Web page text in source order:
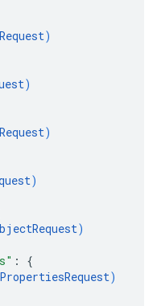
)
)
)
)
)
: {
)